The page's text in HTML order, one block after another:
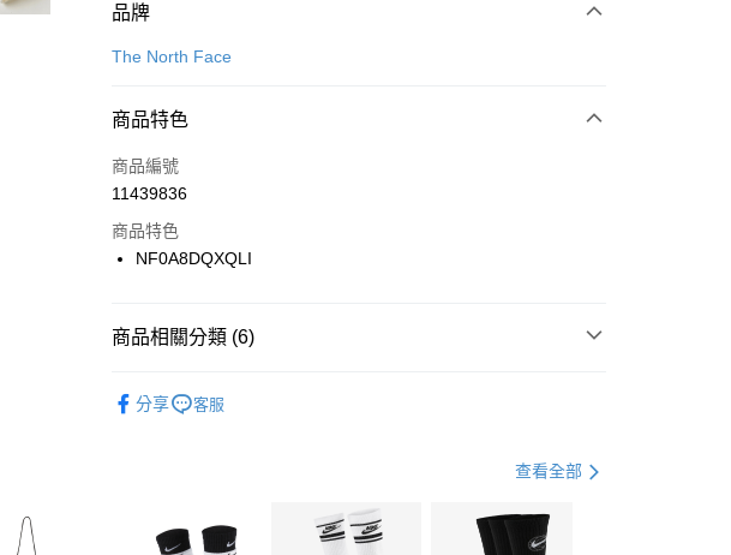
付款方式
信用卡一次付款
合作金庫商業銀行
華南商業銀行
上海商業儲蓄銀行
國泰世華商業銀行
聯邦商業銀行
台新國際商業銀行
LINE Pay
Apple Pay
【關於「AFTEE先享後付」】
３．安心：先確認商品／服務後，再付款。
每筆NT$100，滿NT$1,500(含以上)免運費
品牌
The North Face
商品特色
商品編號
11439836
商品特色
NF0A8DQXQLI
商品相關分類 (6)
限時降價專區⬇
分享 客服
查看全部